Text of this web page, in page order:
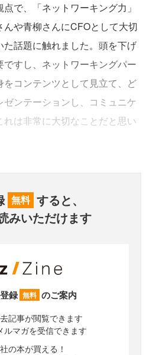
で、「ネットワーキング力」
や青柳さんにCFOとして大切
話題に触れました。頭を下げ
すし、ネットワーキングパー
コンテンツとして見立て、ど
ンテーションし、コミュニケ
は非常に大切なことだと思い
無料 すると、
みいただけます
録 無料 のご案内
記事が閲覧できます
ルマガを受信できます
の本が買える！